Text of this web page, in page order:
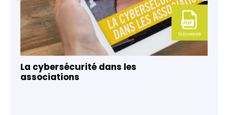
La cybersécurité dans les
associations